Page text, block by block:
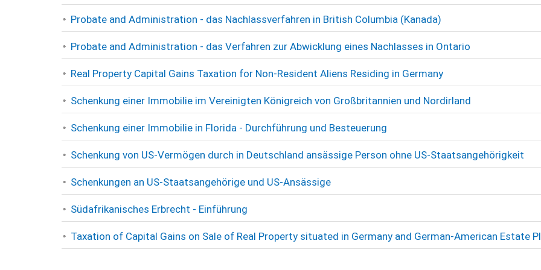
Probate and Administration - das Nachlassverfahren in British Columbia (Kanada)
Probate and Administration - das Verfahren zur Abwicklung eines Nachlasses in Ontario
Real Property Capital Gains Taxation for Non-Resident Aliens Residing in Germany
Schenkung einer Immobilie im Vereinigten Königreich von Großbritannien und Nordirland
Schenkung einer Immobilie in Florida - Durchführung und Besteuerung
Schenkung von US-Vermögen durch in Deutschland ansässige Person ohne US-Staatsangehörigkeit
Schenkungen an US-Staatsangehörige und US-Ansässige
Südafrikanisches Erbrecht - Einführung
Taxation of Capital Gains on Sale of Real Property situated in Germany and German-American Estate